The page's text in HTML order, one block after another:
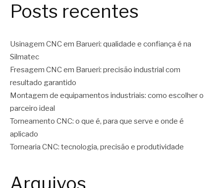
Posts recentes
Usinagem CNC em Barueri: qualidade e confiança é na
Silmatec
Fresagem CNC em Barueri: precisão industrial com
resultado garantido
Montagem de equipamentos industriais: como escolher o
parceiro ideal
Torneamento CNC: o que é, para que serve e onde é
aplicado
Tornearia CNC: tecnologia, precisão e produtividade
Arquivos